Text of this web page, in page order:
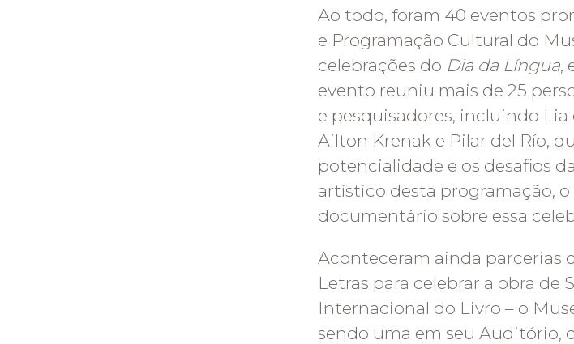
Ao todo, foram 40 eventos
e Programação Cultural do
celebrações do Dia da Língua,
evento reuniu mais de 25
e pesquisadores, incluindo
Ailton Krenak e Pilar del Río,
potencialidade e os desafios
artístico desta programação,
documentário sobre essa
Aconteceram ainda parcerias
Letras para celebrar a obra de
Internacional do Livro – o
sendo uma em seu Auditório,